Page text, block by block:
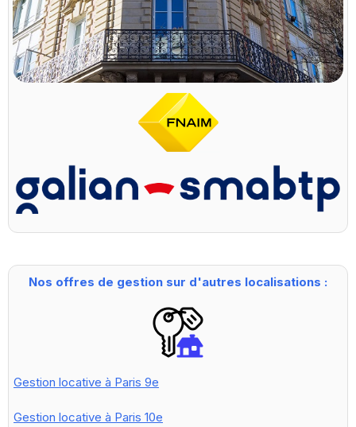
Nos offres de gestion sur d'autres localisations :
Gestion locative à Paris 9e
Gestion locative à Paris 10e